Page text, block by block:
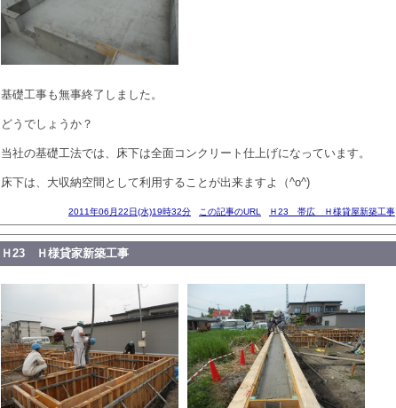
基礎工事も無事終了しました。
どうでしょうか？
当社の基礎工法では、床下は全面コンクリート仕上げになっています。
床下は、大収納空間として利用することが出来ますよ（^o^)
2011年06月22日(水)19時32分 この記事のURL Ｈ23 帯広 Ｈ様貸屋新築工事
Ｈ23 Ｈ様貸家新築工事